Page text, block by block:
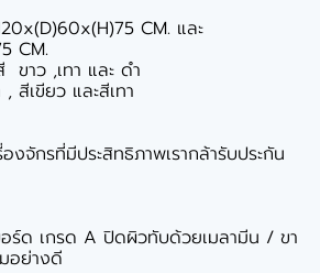
CM. และ
CM.
ขาว ,เทา และ ดำ
เขียว และสีเทา
งจักรที่มีประสิทธิภาพเรากล้ารับประกัน
อร์ด เกรด A ปิดผิวทับด้วยเมลามีน / ขา
อย่างดี